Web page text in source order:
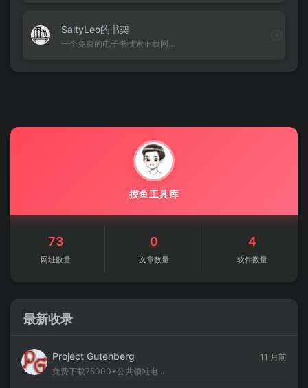
SaltyLeo的书架
摸鱼工具库
73
网址数量
0
文章数量
4
软件数量
最新收录
Project Gutenberg
11 月前
免费下载75000+公共领域电...